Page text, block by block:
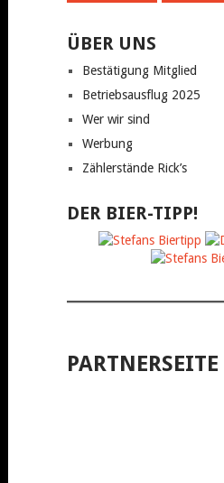
ÜBER UNS
Bestätigung Mitglied
Betriebsausflug 2025
Wer wir sind
Werbung
Zählerstände Rick’s
DER BIER-TIPP!
PARTNERSEITE